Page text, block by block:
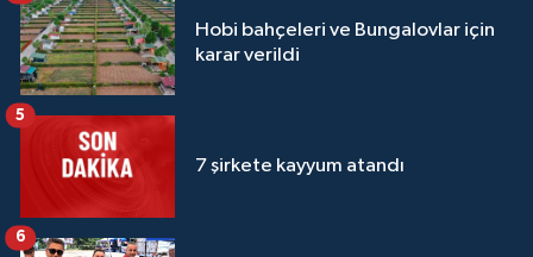
Hobi bahçeleri ve Bungalovlar için
karar verildi
7 şirkete kayyum atandı
5
6